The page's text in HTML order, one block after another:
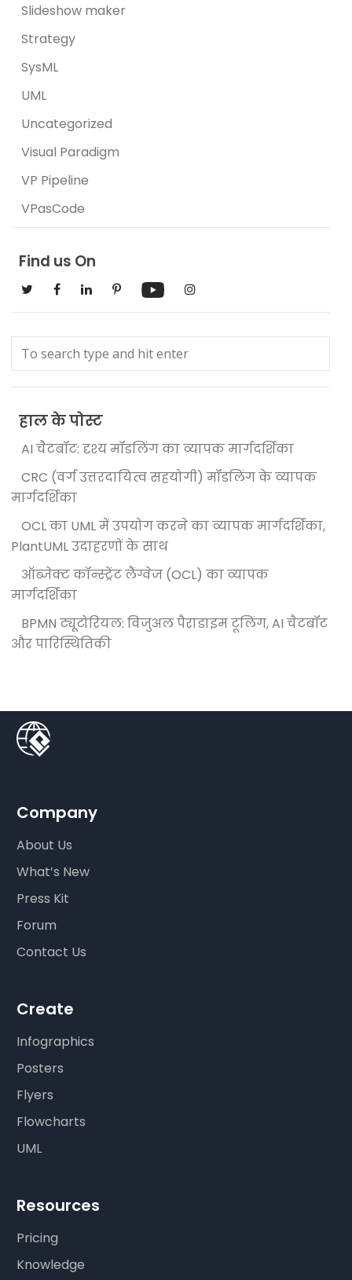
Slideshow maker
Strategy
SysML
UML
Uncategorized
Visual Paradigm
VP Pipeline
VPasCode
Find us On
हाल के पोस्ट
AI चैटबॉट: दृश्य मॉडलिंग का व्यापक मार्गदर्शिका
CRC (वर्ग उत्तरदायित्व सहयोगी) मॉडलिंग के व्यापक
मार्गदर्शिका
OCL का UML में उपयोग करने का व्यापक मार्गदर्शिका,
PlantUML उदाहरणों के साथ
ऑब्जेक्ट कॉन्स्ट्रेंट लैंग्वेज (OCL) का व्यापक
मार्गदर्शिका
BPMN ट्यूटोरियल: विजुअल पैराडाइम टूलिंग, AI चैटबॉट
और पारिस्थितिकी
Company
About Us
What’s New
Press Kit
Forum
Contact Us
Create
Infographics
Posters
Flyers
Flowcharts
UML
Resources
Pricing
Knowledge